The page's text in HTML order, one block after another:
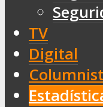
TV
Digital